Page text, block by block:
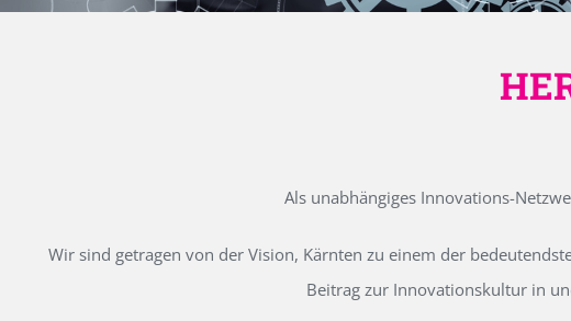
Als unabhängiges Innovations-
Wir sind getragen von der Vision, Kärnten zu einem der
Beitrag zur Innovationskultur in